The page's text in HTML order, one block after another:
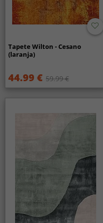
Tapete Wilton - Cesano
(laranja)
44.99 € 59.99 €